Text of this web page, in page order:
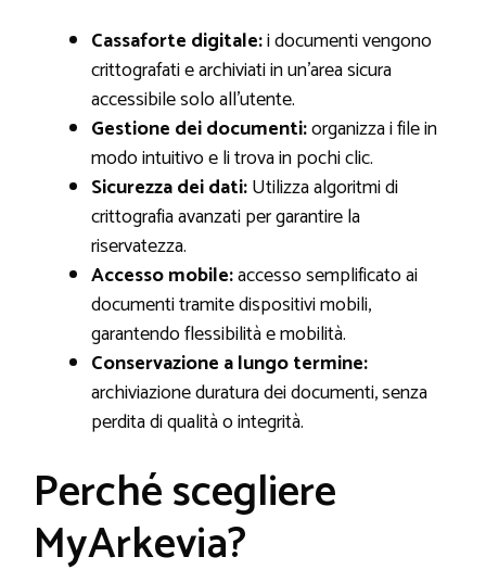
Cassaforte digitale:i documenti vengono
crittografati e archiviati in un’area sicura
accessibile solo all’utente.
Gestione dei documenti:organizza i file in
modo intuitivo e li trova in pochi clic.
Sicurezza dei dati:Utilizza algoritmi di
crittografia avanzati per garantire la
riservatezza.
Accesso mobile:accesso semplificato ai
documenti tramite dispositivi mobili,
garantendo flessibilità e mobilità.
Conservazione a lungo termine:
archiviazione duratura dei documenti, senza
perdita di qualità o integrità.
Perché scegliere
MyArkevia?